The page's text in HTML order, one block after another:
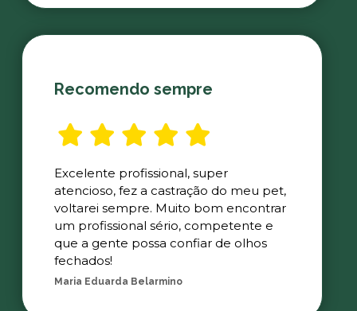
Recomendo sempre
Excelente profissional, super
atencioso, fez a castração do meu pet,
voltarei sempre. Muito bom encontrar
um profissional sério, competente e
que a gente possa confiar de olhos
fechados!
Maria Eduarda Belarmino